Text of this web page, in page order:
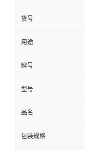
货号
用途
牌号
型号
品名
包装规格